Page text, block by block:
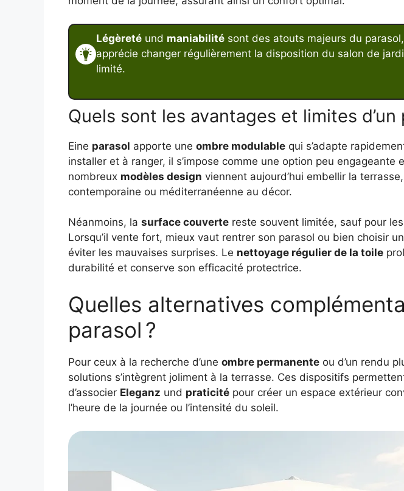
Légèreté und maniabilité sont des atouts majeurs du
apprécie changer régulièrement la disposition du salon de
limité.
Quels sont les avantages et limites d’un
Eine parasol apporte une ombre modulable qui s’adapte
installer et à ranger, il s’impose comme une option peu engageante
nombreux modèles design viennent aujourd’hui embellir la
contemporaine ou méditerranéenne au décor.
Néanmoins, la surface couverte reste souvent limitée, sauf pour
Lorsqu’il vente fort, mieux vaut rentrer son parasol ou bien choisir
éviter les mauvaises surprises. Le nettoyage régulier de la toile
durabilité et conserve son efficacité protectrice.
Quelles alternatives
parasol ?
Pour ceux à la recherche d’une ombre permanente ou d’un rendu
solutions s’intègrent joliment à la terrasse. Ces dispositifs
d’associer Eleganz und praticité pour créer un espace extérieur
l’heure de la journée ou l’intensité du soleil.